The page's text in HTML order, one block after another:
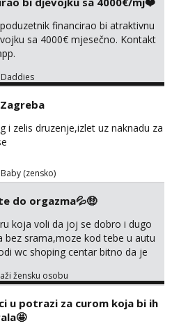
financirao bi atraktivnu
sa 4000€ mjesečno. Kontakt
Daddies
i zelis druzenje,izlet uz naknadu za
(zensko)
do orgazma💦🤑
koja voli da joj se dobro i dugo
bez srama,moze kod tebe u autu
wc shoping centar bitno da je
Zgodan sam i diskretan,sliku
Kontakt 0958759047
žensku osobu
u potrazi za curom koja bi ih